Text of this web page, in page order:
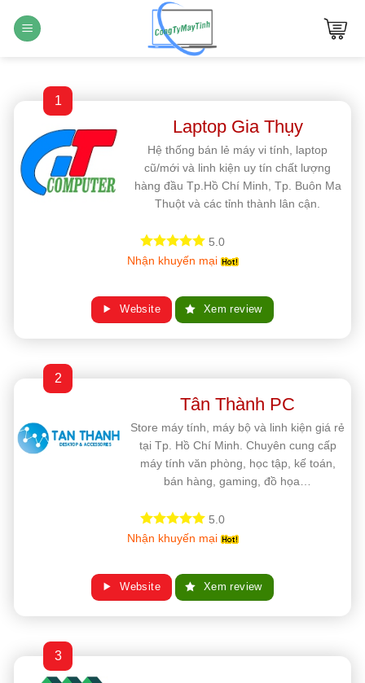
qua
1
Laptop Gia Thụy
Hệ thống bán lẻ máy vi tính, laptop
cũ/mới và linh kiện uy tín chất lượng
hàng đầu Tp.Hồ Chí Minh, Tp. Buôn Ma
Thuột và các tỉnh thành lân cận.
5.0
Nhận khuyến mại
Website Xem review
2
Tân Thành PC
Store máy tính, máy bộ và linh kiện giá rẻ
tại Tp. Hồ Chí Minh. Chuyên cung cấp
máy tính văn phòng, học tập, kế toán,
bán hàng, gaming, đồ họa…
5.0
Nhận khuyến mại
Website Xem review
3